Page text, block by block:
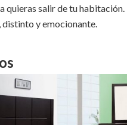
quieras salir de tu habitación.
y emocionante.